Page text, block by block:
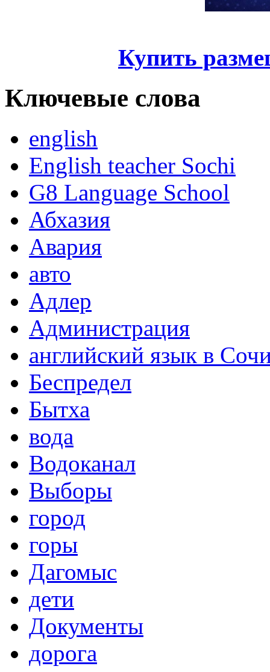
Купить
Ключевые слова
english
English teacher Sochi
G8 Language School
Абхазия
Авария
авто
Адлер
Администрация
английский язык в
Беспредел
Бытха
вода
Водоканал
Выборы
город
горы
Дагомыс
дети
Документы
дорога